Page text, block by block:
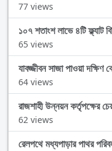
77 views
১০৭ শতাংশ লাভে ৪টি ফ্ল্যাট
65 views
যাবজ্জীবন সাজা পাওয়া দক্ষিণ
64 views
রাজশাহী উন্নয়ন কর্তৃপক্ষের
62 views
রেলপথে মধ্যপাড়ার পাথর